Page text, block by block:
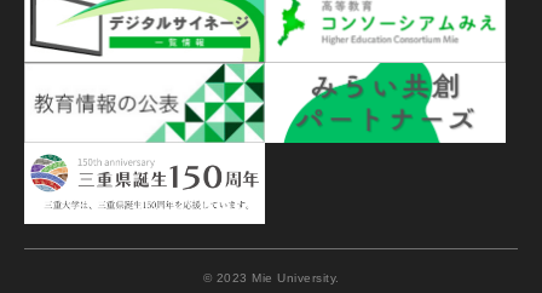
© 2023 Mie University.